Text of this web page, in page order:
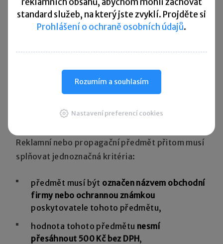
Existuje řada nákladů, u nichž podnikatelé často
chybují. Náklady, u nichž musí být splněny určité
za daňové a na dané podmínky nehledí. Níže
uvádíme některé časté prohřešky podnikatelů.
Velmi často je např.chybně účtováno
Reklamní nebo propagační předmět přitom musí
splňovat jednoznačná kritéria:
předmět musí být označen názvem obchodní
firmy nebo ochrannou známkou
poskytovatele tohoto předmětu,
hodnota tohoto předmětu nesmí
přesáhnout 500 Kč bez DPH,
standard služeb, na který jste zvyklí. Projděte si
Prohlášení o ochraně osobních údajů.
Rozumím a souhlasím
Nastavení preferencí cookies